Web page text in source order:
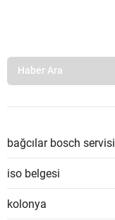
bağcılar bosch servisi
iso belgesi
kolonya